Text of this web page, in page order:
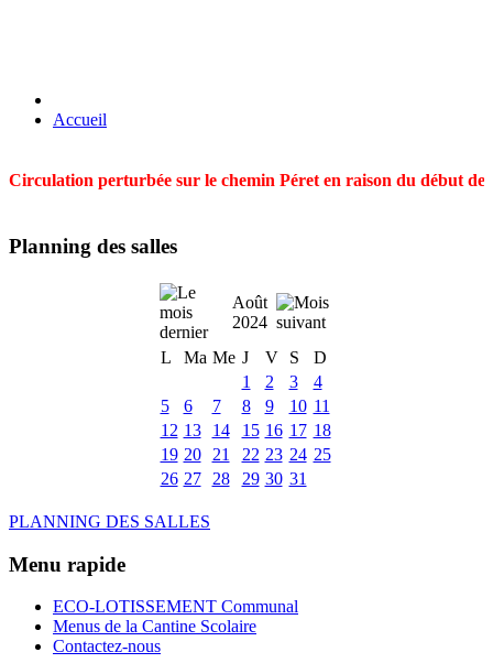
Accueil
Circulation perturbée sur le chemin Péret en raison du début
Planning des salles
Août
2024
L
Ma Me J V S
D
1
2 3
4
5
6 7 8 9 10 11
12 13 14 15 16 17 18
19 20 21 22 23 24 25
26 27 28 29 30 31
PLANNING DES SALLES
Menu rapide
ECO-LOTISSEMENT Communal
Menus de la Cantine Scolaire
Contactez-nous